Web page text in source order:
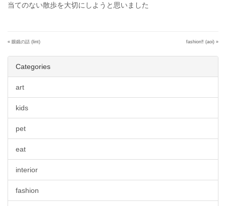
当てのない散歩を大切にしようと思いました
« 眼鏡の話 (lint) fashion‼︎ (aoi) »
Categories
art
kids
pet
eat
interior
fashion